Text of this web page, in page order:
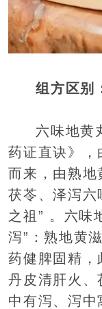
组方区别
六味地黄
药证直诀》，
而来，由熟地
茯苓、泽泻六
之祖” 。六味
泻”：熟地黄
药健脾固精，
丹皮清肝火、
中有泻、泻中